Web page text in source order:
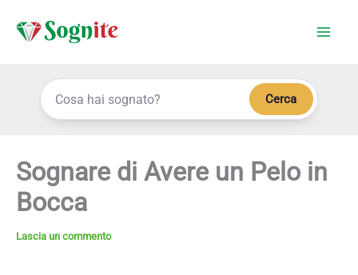
Cerca
Sognare di Avere un Pelo in
Bocca
Lascia un commento